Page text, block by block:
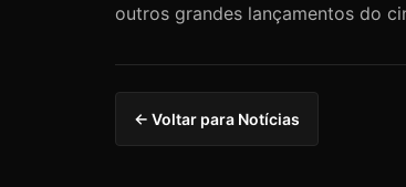
outros grandes lançamentos do
← Voltar para Notícias